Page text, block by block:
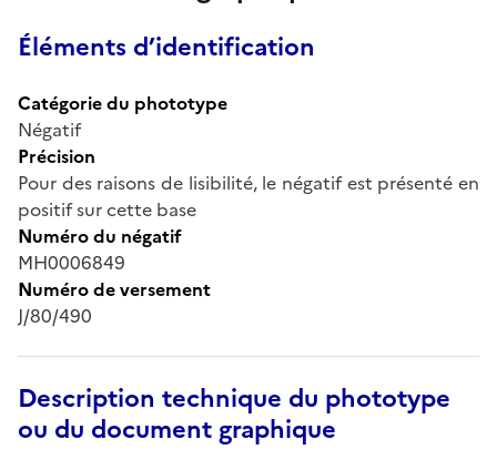
Éléments d’identification
Catégorie du phototype
Négatif
Précision
Pour des raisons de lisibilité, le négatif est présenté en
positif sur cette base
Numéro du négatif
MH0006849
Numéro de versement
J/80/490
Description technique du phototype
ou du document graphique